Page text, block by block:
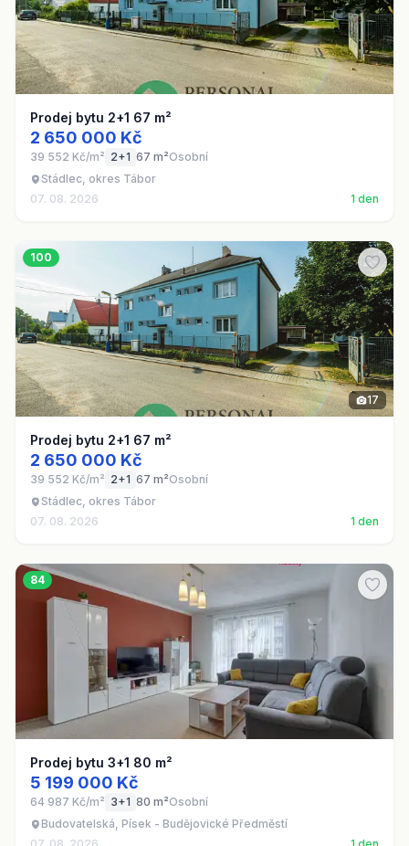
Prodej bytu 2+1 67 m²
2 650 000 Kč
39 552 Kč/m² 2+1 67 m²Osobní
Stádlec, okres Tábor
07. 08. 2026
1 den
100
17
Prodej bytu 2+1 67 m²
2 650 000 Kč
39 552 Kč/m² 2+1 67 m²Osobní
Stádlec, okres Tábor
07. 08. 2026
1 den
84
Prodej bytu 3+1 80 m²
5 199 000 Kč
64 987 Kč/m² 3+1 80 m²Osobní
Budovatelská, Písek - Budějovické Předměstí